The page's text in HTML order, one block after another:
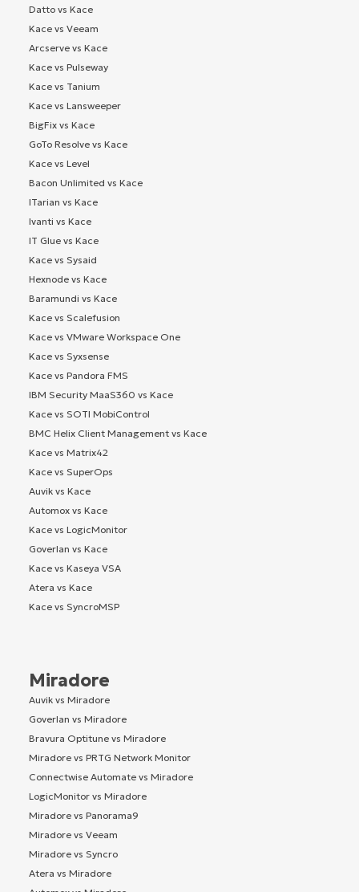
Datto vs Kace
Kace vs Veeam
Arcserve vs Kace
Kace vs Pulseway
Kace vs Tanium
Kace vs Lansweeper
BigFix vs Kace
GoTo Resolve vs Kace
Kace vs Level
Bacon Unlimited vs Kace
ITarian vs Kace
Ivanti vs Kace
IT Glue vs Kace
Kace vs Sysaid
Hexnode vs Kace
Baramundi vs Kace
Kace vs Scalefusion
Kace vs VMware Workspace One
Kace vs Syxsense
Kace vs Pandora FMS
IBM Security MaaS360 vs Kace
Kace vs SOTI MobiControl
BMC Helix Client Management vs Kace
Kace vs Matrix42
Kace vs SuperOps
Auvik vs Kace
Automox vs Kace
Kace vs LogicMonitor
Goverlan vs Kace
Kace vs Kaseya VSA
Atera vs Kace
Kace vs SyncroMSP
Miradore
Auvik vs Miradore
Goverlan vs Miradore
Bravura Optitune vs Miradore
Miradore vs PRTG Network Monitor
Connectwise Automate vs Miradore
LogicMonitor vs Miradore
Miradore vs Panorama9
Miradore vs Veeam
Miradore vs Syncro
Atera vs Miradore